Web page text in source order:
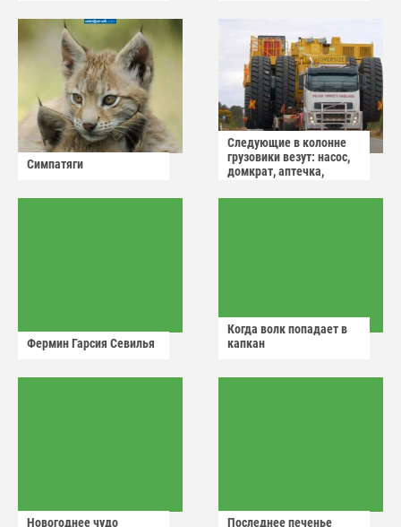
Симпатяги
Следующие в колонне
грузовики везут: насос,
домкрат, аптечка,
Фермин Гарсия Севилья
Когда волк попадает в
капкан
Новогоднее чудо Последнее печенье